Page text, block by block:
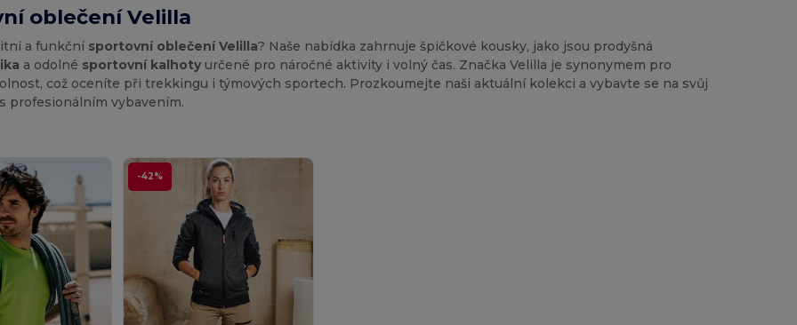
oblečení Velilla
a funkční sportovní oblečení Velilla? Naše nabídka zahrnuje špičkové kousky, jako jsou prodyšná
a odolné sportovní kalhoty určené pro náročné aktivity i volný čas. Značka Velilla je synonymem pro
což oceníte při trekkingu i týmových sportech. Prozkoumejte naši aktuální kolekci a vybavte se na svůj
profesionálním vybavením.
-42%